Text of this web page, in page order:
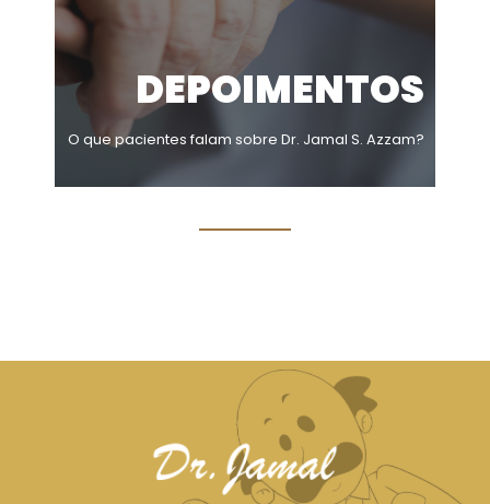
DEPOIMENTOS
O que pacientes falam sobre Dr. Jamal S. Azzam?